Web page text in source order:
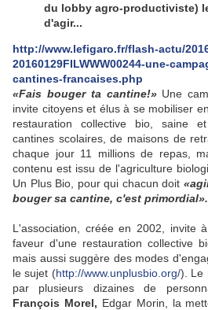
du lobby agro-productiviste)
d'agir...
http://www.lefigaro.fr/flash-actu/
20160129FILWWW00244-une-
cantines-francaises.php
«Fais bouger ta cantine!» Une
invite citoyens et élus à se mobiliser
restauration collective bio, saine
cantines scolaires, de maisons de
chaque jour 11 millions de repas,
contenu est issu de l'agriculture
Un Plus Bio, pour qui chacun doit
bouger sa cantine, c'est primordial».
L'association, créée en 2002, invite
faveur d'une restauration collective
mais aussi suggère des modes
le sujet (http://www.unplusbio.org/). Le
par plusieurs dizaines de
François Morel, Edgar Morin, la